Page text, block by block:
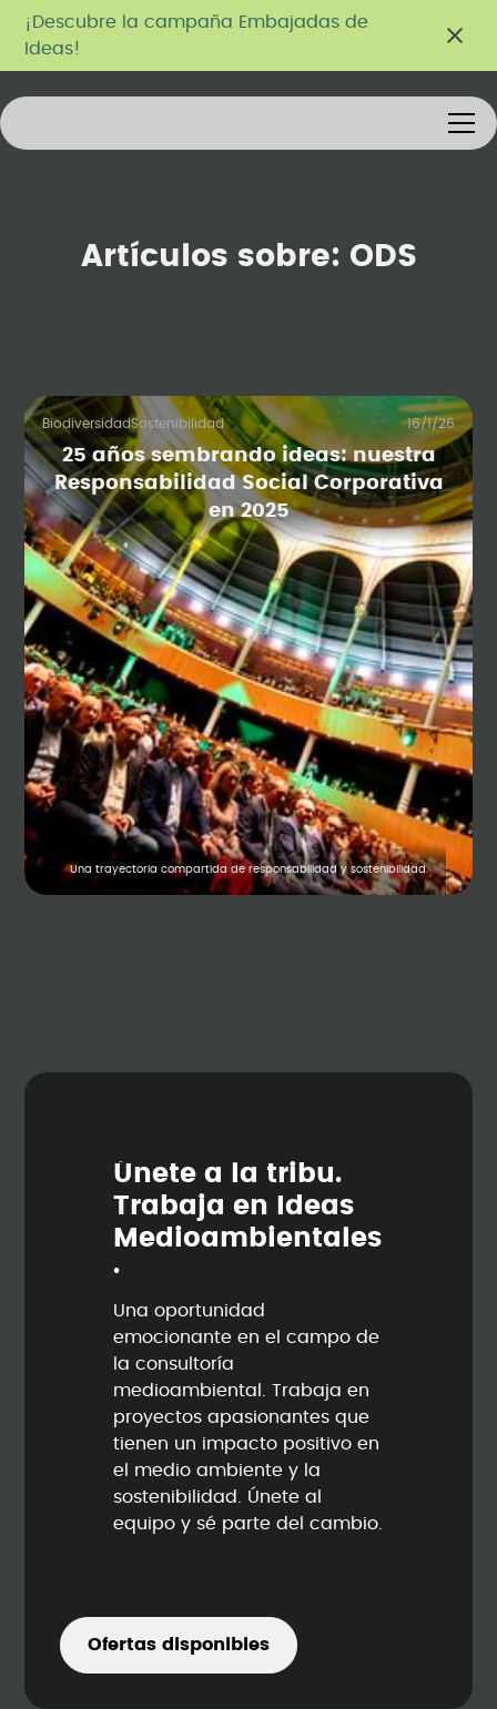
¡Descubre la campaña Embajadas de
Ideas!
Artículos sobre: ODS
BiodiversidadSostenibilidad 16/1/26
25 años sembrando ideas: nuestra
Responsabilidad Social Corporativa
en 2025
Una trayectoria compartida de responsabilidad y sostenibilidad.
Únete a la tribu.
Trabaja en Ideas
Medioambienta les
.
Una oportunidad
emocionante en el campo de
la consultoría
medioambiental. Trabaja en
proyectos apasionantes que
tienen un impacto positivo en
el medio ambiente y la
sostenibilidad. Únete al
equipo y sé parte del cambio.
Ofertas disponibles